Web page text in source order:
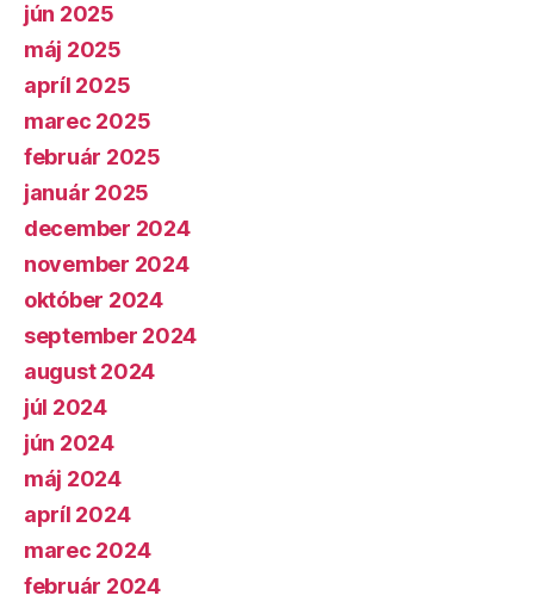
jún 2025
máj 2025
apríl 2025
marec 2025
február 2025
január 2025
december 2024
november 2024
október 2024
september 2024
august 2024
júl 2024
jún 2024
máj 2024
apríl 2024
marec 2024
február 2024